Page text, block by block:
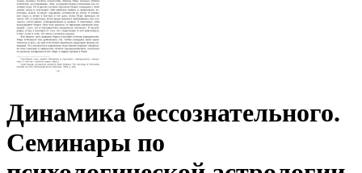
Динамика бессознательного.
Семинары по